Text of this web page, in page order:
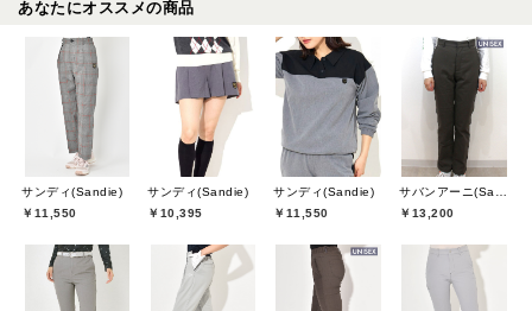
あなたにオススメの商品
サンディ(Sandie)
￥11,550
サンディ(Sandie)
￥10,395
サンディ(Sandie)
￥11,550
￥13,200